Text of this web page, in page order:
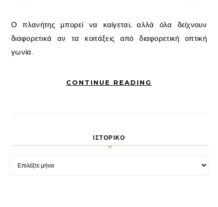
Ο πλανήτης μπορεί να καίγεται, αλλά όλα δείχνουν
διαφορετικά αν τα κοιτάξεις από διαφορετική οπτική
γωνία.
CONTINUE READING
ΙΣΤΟΡΙΚΌ
Ιστορικό